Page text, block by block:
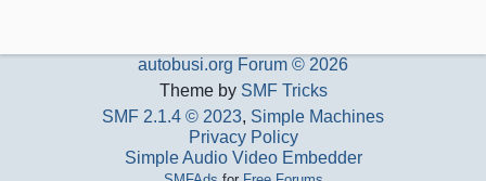
autobusi.org Forum © 2026
Theme by SMF Tricks
SMF 2.1.4 © 2023, Simple Machines
Privacy Policy
Simple Audio Video Embedder